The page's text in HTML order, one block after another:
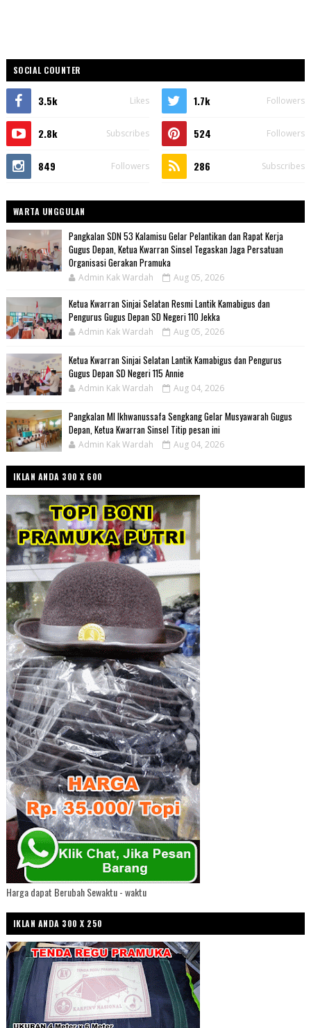
SOCIAL COUNTER
3.5k Likes 1.7k Followers
2.8k Subscribes 524 Followers
849 Followers 286 Subscribes
WARTA UNGGULAN
Pangkalan SDN 53 Kalamisu Gelar Pelantikan dan Rapat Kerja
Gugus Depan, Ketua Kwarran Sinsel Tegaskan Jaga Persatuan
Organisasi Gerakan Pramuka
Admin Kak Wardah Aug 05, 2026
Ketua Kwarran Sinjai Selatan Resmi Lantik Kamabigus dan
Pengurus Gugus Depan SD Negeri 110 Jekka
Admin Kak Wardah Aug 05, 2026
Ketua Kwarran Sinjai Selatan Lantik Kamabigus dan Pengurus
Gugus Depan SD Negeri 115 Annie
Admin Kak Wardah Aug 04, 2026
Pangkalan MI Ikhwanussafa Sengkang Gelar Musyawarah Gugus
Depan, Ketua Kwarran Sinsel Titip pesan ini
Admin Kak Wardah Aug 04, 2026
IKLAN ANDA 300 X 600
Harga dapat Berubah Sewaktu - waktu
IKLAN ANDA 300 X 250